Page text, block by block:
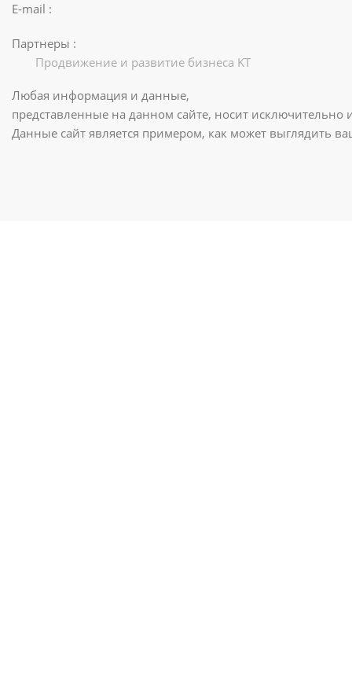
E-mail :
Партнеры :
Продвижение и развитие бизнеса KT
Любая информация и данные,
представленные на данном сайте, носит
Данные сайт является примером, как может выглядить